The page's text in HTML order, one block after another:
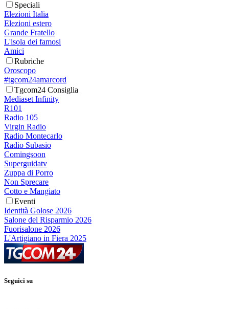
Speciali
Elezioni Italia
Elezioni estero
Grande Fratello
L'isola dei famosi
Amici
Rubriche
Oroscopo
#tgcom24amarcord
Tgcom24 Consiglia
Mediaset Infinity
R101
Radio 105
Virgin Radio
Radio Montecarlo
Radio Subasio
Comingsoon
Superguidatv
Zuppa di Porro
Non Sprecare
Cotto e Mangiato
Eventi
Identità Golose 2026
Salone del Risparmio 2026
Fuorisalone 2026
L'Artigiano in Fiera 2025
Seguici su